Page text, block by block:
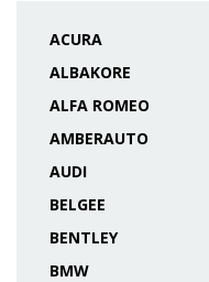
ACURA
ALBAKORE
ALFA ROMEO
AMBERAUTO
AUDI
BELGEE
BENTLEY
BMW